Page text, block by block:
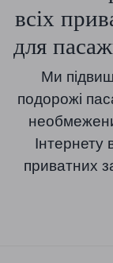
всіх
для
Ми
подорожі
Інтернету
приватних